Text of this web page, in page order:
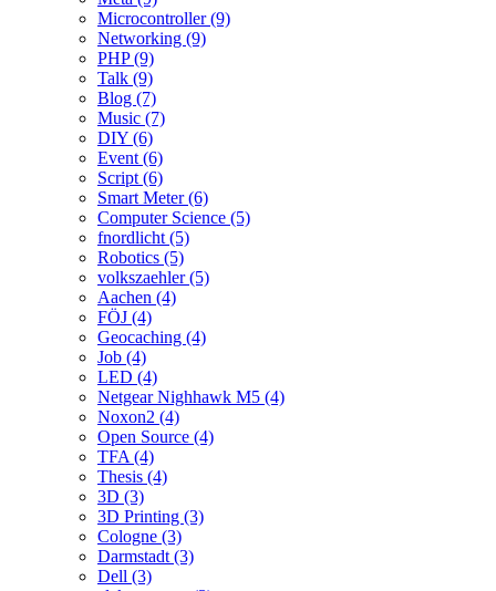
Microcontroller (9)
Networking (9)
PHP (9)
Talk (9)
Blog (7)
Music (7)
DIY (6)
Event (6)
Script (6)
Smart Meter (6)
Computer Science (5)
fnordlicht (5)
Robotics (5)
volkszaehler (5)
Aachen (4)
FÖJ (4)
Geocaching (4)
Job (4)
LED (4)
Netgear Nighhawk M5 (4)
Noxon2 (4)
Open Source (4)
TFA (4)
Thesis (4)
3D (3)
3D Printing (3)
Cologne (3)
Darmstadt (3)
Dell (3)